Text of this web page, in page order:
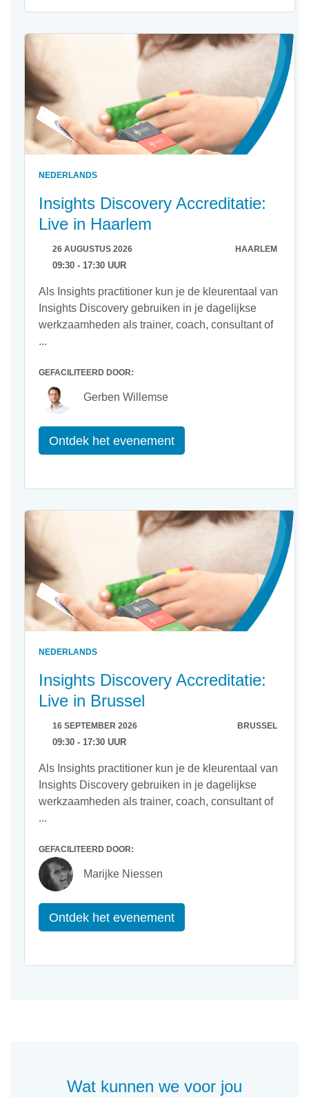
NEDERLANDS
Insights Discovery Accreditatie:
Live in Haarlem
26 AUGUSTUS 2026 HAARLEM
09:30 - 17:30 UUR
Als Insights practitioner kun je de kleurentaal van
Insights Discovery gebruiken in je dagelijkse
werkzaamheden als trainer, coach, consultant of
...
GEFACILITEERD DOOR:
Gerben Willemse
Ontdek het evenement
NEDERLANDS
Insights Discovery Accreditatie:
Live in Brussel
16 SEPTEMBER 2026 BRUSSEL
09:30 - 17:30 UUR
Als Insights practitioner kun je de kleurentaal van
Insights Discovery gebruiken in je dagelijkse
werkzaamheden als trainer, coach, consultant of
...
GEFACILITEERD DOOR:
Marijke Niessen
Ontdek het evenement
Wat kunnen we voor jou